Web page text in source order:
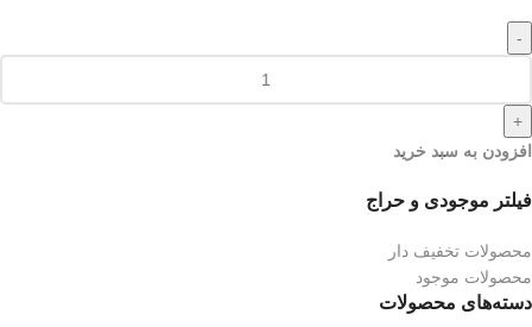
فیلتر موجودی و حراج
محصولات تخفیف دار
محصولات موجود
دسته‌های محصولات
-
+
افزودن به سبد خرید